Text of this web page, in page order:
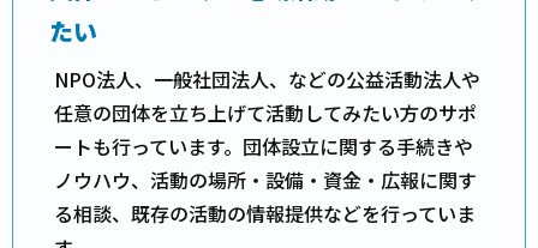
たい
NPO法人、一般社団法人、などの公益活動法人や
任意の団体を立ち上げて活動してみたい方のサポ
ートも行っています。団体設立に関する手続きや
ノウハウ、活動の場所・設備・資金・広報に関す
る相談、既存の活動の情報提供などを行っていま